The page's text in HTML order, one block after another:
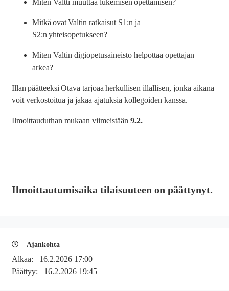
Miten Valtti muuttaa lukemisen opettamisen?
Mitkä ovat Valtin ratkaisut S1:n ja
S2:n yhteisopetukseen?
Miten Valtin digiopetusaineisto helpottaa opettajan
arkea?
Illan päätteeksi Otava tarjoaa herkullisen illallisen, jonka aikana
voit verkostoitua ja jakaa ajatuksia kollegoiden kanssa.
Ilmoittauduthan mukaan viimeistään 9.2.
Ilmoittautumisaika tilaisuuteen on päättynyt.
Ajankohta
Alkaa: 16.2.2026 17:00
Päättyy: 16.2.2026 19:45